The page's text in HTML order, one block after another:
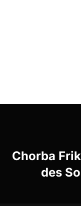
l’article
Chorba
des